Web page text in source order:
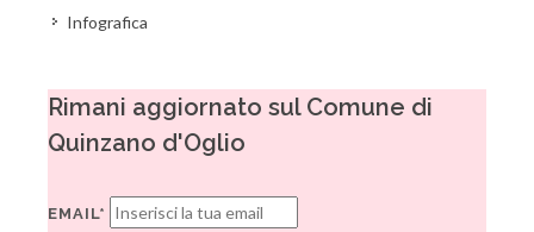
Infografica
Rimani aggiornato sul Comune di
Quinzano d'Oglio
EMAIL*